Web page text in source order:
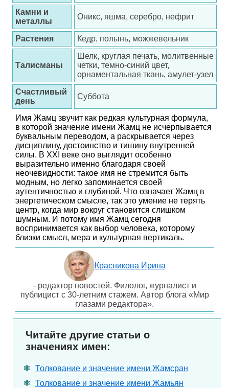
Камни и
металлы
Оникс, яшма, серебро, нефрит
Растения Кедр, полынь, можжевельник
Талисманы
Шелк, круглая печать, молитвенные
четки, темно-синий цвет,
орнаментальная ткань, амулет-узел
Счастливый
день
Суббота
Имя Жамц звучит как редкая культурная формула,
в которой значение имени Жамц не исчерпывается
буквальным переводом, а раскрывается через
дисциплину, достоинство и тишину внутренней
силы. В XXI веке оно выглядит особенно
выразительно именно благодаря своей
неочевидности: такое имя не стремится быть
модным, но легко запоминается своей
аутентичностью и глубиной. Что означает Жамц в
энергетическом смысле, так это умение не терять
центр, когда мир вокруг становится слишком
шумным. И потому имя Жамц сегодня
воспринимается как выбор человека, которому
близки смысл, мера и культурная вертикаль.
Красникова Ирина
- редактор новостей. Филолог, журналист и
публицист с 30-летним стажем. Автор блога «Мир
глазами редактора».
Читайте другие статьи о
значениях имен:
Толкование и значение имени Жамсран
Толкование и значение имени Жамьян